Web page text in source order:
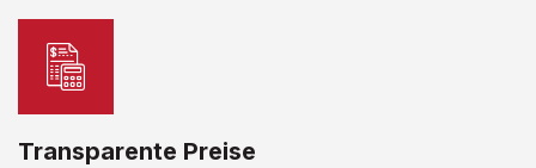
Transparente Preise